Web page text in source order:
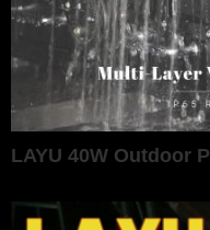
LAYU 40W Outdoor